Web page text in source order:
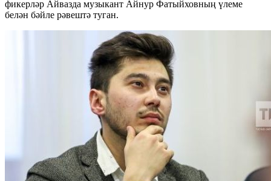
фикерләр Айвазда музыкант Айнур Фатыйховның үлеме
белән бәйле рәвештә туган.